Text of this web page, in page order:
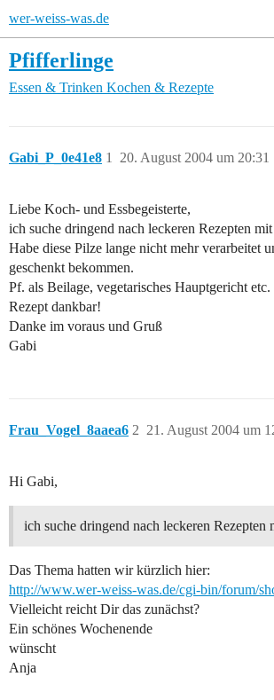
wer-weiss-was.de
Pfifferlinge
Essen & Trinken Kochen & Rezepte
Gabi_P_0e41e8 20. August 2004 um 20:31
1
Liebe Koch- und Essbegeisterte,
ich suche dringend nach leckeren Rezepten
Habe diese Pilze lange nicht mehr verarbeitet
geschenkt bekommen.
Pf. als Beilage, vegetarisches Hauptgericht
Rezept dankbar!
Danke im voraus und Gruß
Gabi
Frau_Vogel_8aaea6 21. August 2004 um
2
Hi Gabi,
ich suche dringend nach leckeren
Das Thema hatten wir kürzlich hier:
http://www.wer-weiss-was.de/cgi-bin/forum/
Vielleicht reicht Dir das zunächst?
Ein schönes Wochenende
wünscht
Anja